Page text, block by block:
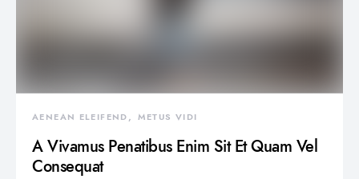
AENEAN ELEIFEND METUS VIDI
A Vivamus Penatibus Enim Sit Et Quam Vel
Consequat